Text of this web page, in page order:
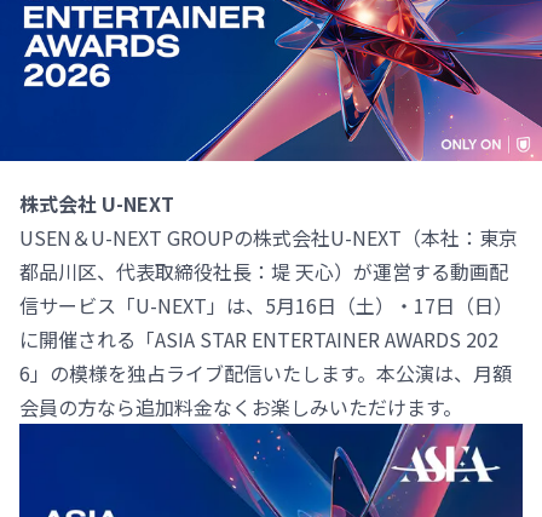
株式会社 U-NEXT
USEN＆U-NEXT GROUPの株式会社U-NEXT（本社：東京
都品川区、代表取締役社長：堤 天心）が運営する動画配
信サービス「U-NEXT」は、5月16日（土）・17日（日）
に開催される「ASIA STAR ENTERTAINER AWARDS 202
6」の模様を独占ライブ配信いたします。本公演は、月額
会員の方なら追加料金なくお楽しみいただけます。